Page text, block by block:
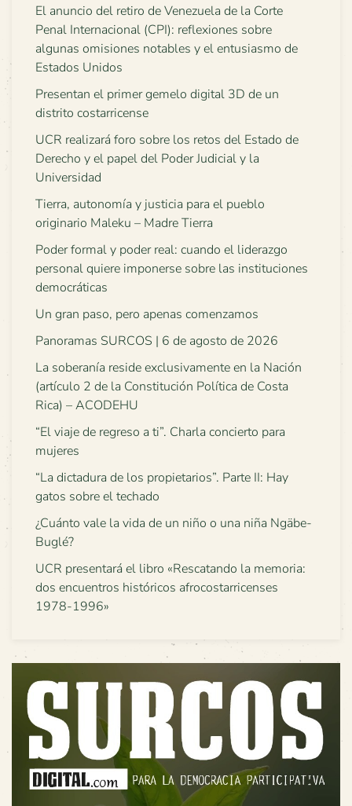
El anuncio del retiro de Venezuela de la Corte
Penal Internacional (CPI): reflexiones sobre
algunas omisiones notables y el entusiasmo de
Estados Unidos
Presentan el primer gemelo digital 3D de un
distrito costarricense
UCR realizará foro sobre los retos del Estado de
Derecho y el papel del Poder Judicial y la
Universidad
Tierra, autonomía y justicia para el pueblo
originario Maleku – Madre Tierra
Poder formal y poder real: cuando el liderazgo
personal quiere imponerse sobre las instituciones
democráticas
Un gran paso, pero apenas comenzamos
Panoramas SURCOS | 6 de agosto de 2026
La soberanía reside exclusivamente en la Nación
(artículo 2 de la Constitución Política de Costa
Rica) – ACODEHU
“El viaje de regreso a ti”. Charla concierto para
mujeres
“La dictadura de los propietarios”. Parte II: Hay
gatos sobre el techado
¿Cuánto vale la vida de un niño o una niña Ngäbe-
Buglé?
UCR presentará el libro «Rescatando la memoria:
dos encuentros históricos afrocostarricenses
1978-1996»